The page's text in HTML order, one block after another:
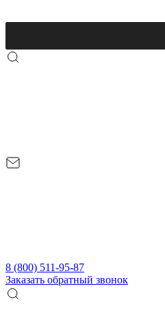
8 (800) 511-95-87
Заказать обратный звонок